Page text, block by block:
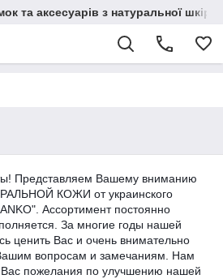
та аксесуарів з натуральної шкіри.
Представляем Вашему вниманию
КОЖИ от украинского
Ассортимент постоянно
За многие годы нашей
ценить Вас и очень внимательно
вопросам и замечаниям. Нам
Вас пожелания по улучшению нашей